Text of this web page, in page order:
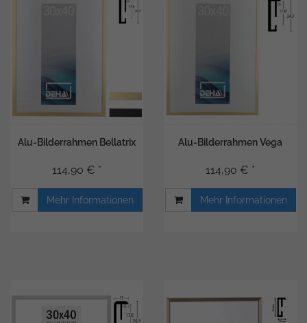
Alu-Bilderrahmen Bellatrix
114,90 € *
Mehr Informationen
Alu-Bilderrahmen Vega
114,90 € *
Mehr Informationen